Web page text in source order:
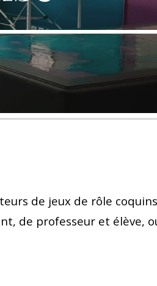
de jeux de rôle
de professeur et élève,